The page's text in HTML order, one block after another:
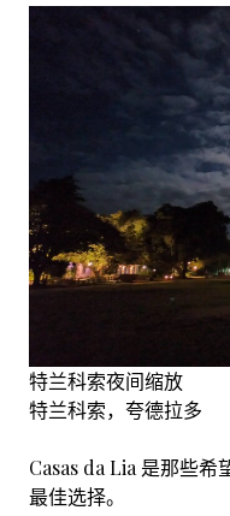
特兰科索夜间缩放
特兰科索，夸德拉多
Casas da Lia 是那些
最佳选择。